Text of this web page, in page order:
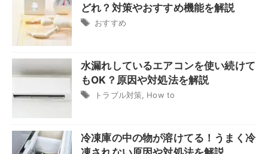
どれ？対策やおすすめ機能を解説
おすすめ
水漏れしているエアコンを使い続けて
もOK？原因や対処法を解説
トラブル対策 How to
冷凍庫の中の物が溶けてる！うまく冷